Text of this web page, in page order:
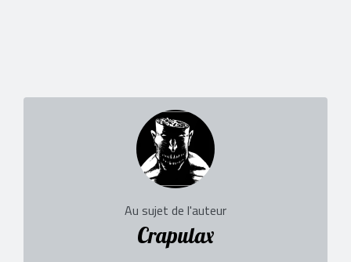
Au sujet de l'auteur
Crapulax